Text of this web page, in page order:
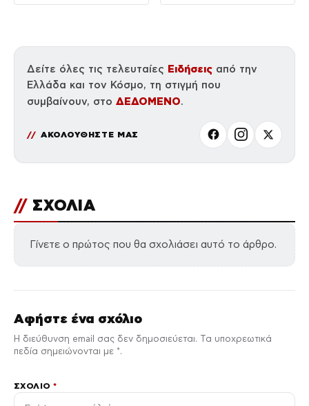
Δείτε όλες τις τελευταίες Ειδήσεις από την
Ελλάδα και τον Κόσμο, τη στιγμή που
συμβαίνουν, στο ΔΕΔΟΜΕΝΟ.
ΑΚΟΛΟΥΘΗΣΤΕ ΜΑΣ
// ΣΧΟΛΙΑ
Γίνετε ο πρώτος που θα σχολιάσει αυτό το άρθρο.
Αφήστε ένα σχόλιο
Η διεύθυνση email σας δεν δημοσιεύεται. Τα υποχρεωτικά
πεδία σημειώνονται με *.
ΣΧΌΛΙΟ*